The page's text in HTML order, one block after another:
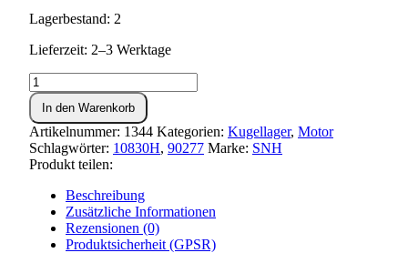
Lagerbestand: 2
Lieferzeit: 2–3 Werktage
Kugellager
16004
C3
(SNH)
Menge
In den Warenkorb
Artikelnummer: 1344 Kategorien: Kugellager, Motor
Schlagwörter: 10830H, 90277 Marke: SNH
Produkt teilen:
Beschreibung
Zusätzliche Informationen
Rezensionen (0)
Produktsicherheit (GPSR)